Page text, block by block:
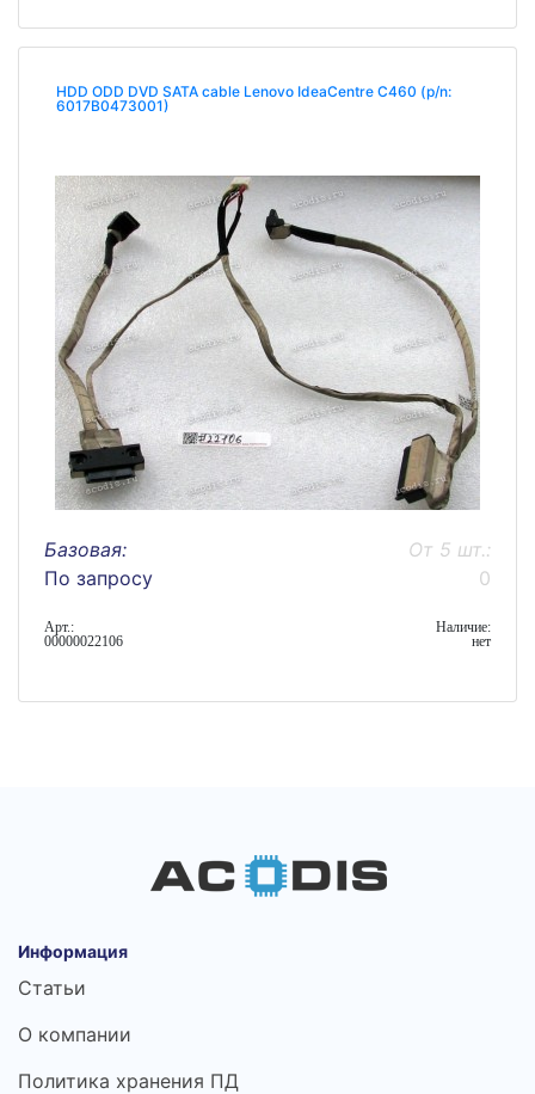
HDD ODD DVD SATA cable Lenovo IdeaCentre C460 (p/n:
6017B0473001)
Базовая:
По запросу
От 5 шт.:
0
Арт.:
00000022106
Наличие:
нет
Информация
Статьи
О компании
Политика хранения ПД